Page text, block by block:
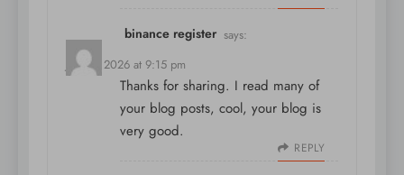
binance register says:
June 9, 2026 at 9:15 pm
Thanks for sharing. I read many of
your blog posts, cool, your blog is
very good.
REPLY